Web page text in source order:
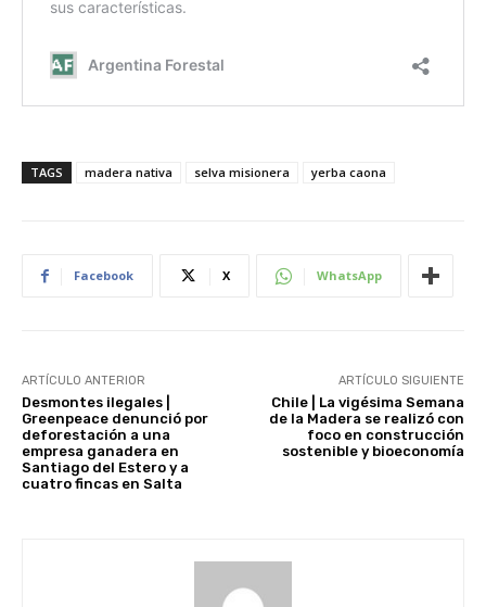
TAGS madera nativa selva misionera yerba caona
Facebook X WhatsApp
ARTÍCULO ANTERIOR
Desmontes ilegales |
Greenpeace denunció por
deforestación a una
empresa ganadera en
Santiago del Estero y a
cuatro fincas en Salta
ARTÍCULO SIGUIENTE
Chile | La vigésima Semana
de la Madera se realizó con
foco en construcción
sostenible y bioeconomía